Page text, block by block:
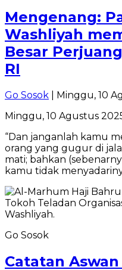
Mengenang:
Washliyah
Besar
RI
Go Sosok | Minggu, 10
Minggu, 10 Agustus 2025
“Dan janganlah kamu
orang yang gugur di
mati; bahkan
kamu tidak
Go Sosok
Catatan